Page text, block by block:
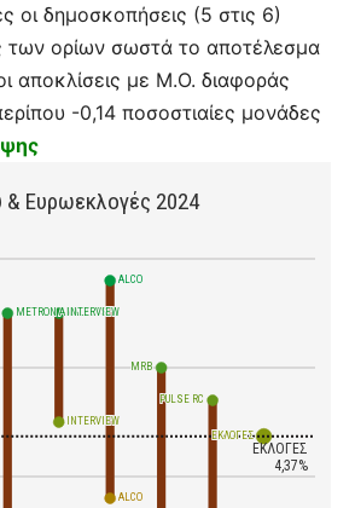
οι δημοσκοπήσεις (5 στις 6)
των ορίων σωστά το αποτέλεσμα
αποκλίσεις με Μ.Ο. διαφοράς
-0,14 ποσοστιαίες μονάδες